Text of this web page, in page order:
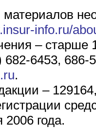
материалов
info.ru/
– старше
6453, 686-
.
–
2006 года.